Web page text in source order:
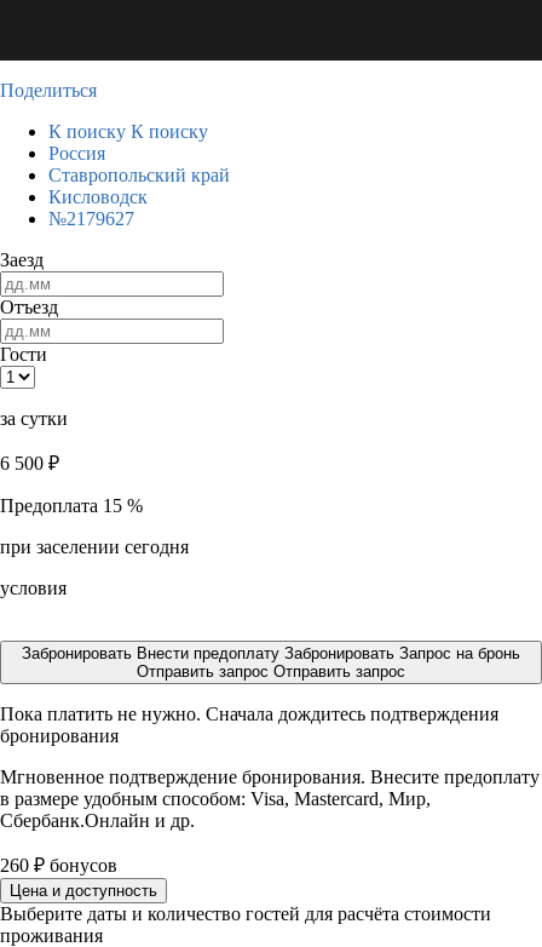
Поделиться
К поиску К поиску
Россия
Ставропольский край
Кисловодск
№2179627
Заезд
Отъезд
Гости
за сутки
6 500 ₽
Предоплата 15 %
при заселении сегодня
условия
Забронировать Внести предоплату Забронировать Запрос на бронь
Отправить запрос Отправить запрос
Пока платить не нужно. Сначала дождитесь подтверждения
бронирования
Мгновенное подтверждение бронирования. Внесите предоплату
в размере удобным способом: Visa, Mastercard, Мир,
Сбербанк.Онлайн и др.
260 ₽ бонусов
Цена и доступность
Выберите даты и количество гостей для расчёта стоимости
проживания